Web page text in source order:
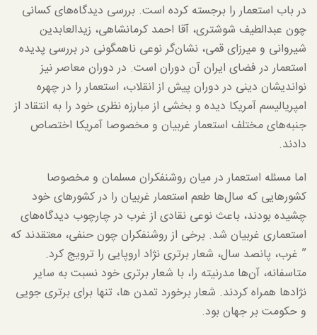
در باب استعمار را برجسته کرده است. بررسی دیدگاه‌های کسانی
چون عبدالطیف شوشتری، آقا احمد کرمانشاهی، زیدالعابدین
شیروانی و میرزای قمی، نشان‌گر نوعی ناهمگونی در بررسی پدیده
استعمار در فضای ایران آن دوران است. در دوران معاصر نیز
نواندیشان دینی در دوران پیش از انقلاب، استعمار را در چهره
امپریالیسم آمریکا دیده و بخشی از مبارزه نظری خود را به انتقاد از
جنبه‌های مختلف استعمار غربیان و مخصوصا آمریکا اختصاص
دادند.
اما مسئله استعمار در میان روشنفکران مسلمان و مخصوصا
کشورهایی که سال‌ها طعم استعمار غربیان را در کشورهای خود
چشیده بودند، باعث نوعی نقادی از غرب در چارچوب دیدگاه‌های
استعماری غربیان شد. برخی از روشنفکران چون حنفی، معتقدند که
” غرب، پانصد سال، شعار برتری نژاد اروپایی را ترویج کرد.
متاسفانه، آن‌ها مدرنیته را، با شعار برتری خود نسبت به سایر
نژادها همراه کردند. شعار برخورد تمدن ها، تنها برای برتری جویی
و حکومت بر جهان بود.